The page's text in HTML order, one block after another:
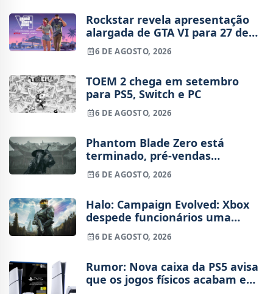
Rockstar revela apresentação
alargada de GTA VI para 27 de
agosto
6 DE AGOSTO, 2026
TOEM 2 chega em setembro
para PS5, Switch e PC
6 DE AGOSTO, 2026
Phantom Blade Zero está
terminado, pré-vendas
começam na próxima semana
6 DE AGOSTO, 2026
Halo: Campaign Evolved: Xbox
despede funcionários uma
semana após o lançamento
6 DE AGOSTO, 2026
Rumor: Nova caixa da PS5 avisa
que os jogos físicos acabam em